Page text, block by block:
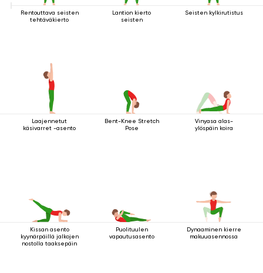
Rentouttava seisten
tehtäväkierto
Lantion kierto
seisten
Seisten kylkirutistus
Laajennetut
käsivarret -asento
Bent-Knee Stretch
Pose
Vinyasa alas-
ylöspäin koira
Kissan asento
kyynärpäillä jalkojen
nostolla taaksepäin
Puolituulen
vapautusasento
Dynaaminen kierre
makuuasennossa